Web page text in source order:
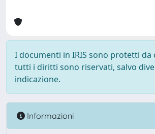
I documenti in IRIS sono protetti da
tutti i diritti sono riservati, salvo
indicazione.
Informazioni